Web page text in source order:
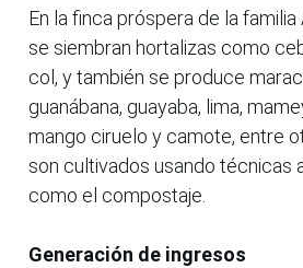
En la finca próspera de la familia
se siembran hortalizas como
col, y también se produce
guanábana, guayaba, lima,
mango ciruelo y camote, entre
son cultivados usando técnicas
como el compostaje.
Generación de ingresos